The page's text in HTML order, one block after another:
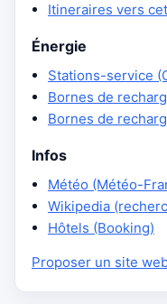
Itineraires vers
Énergie
Stations-service
Bornes de
Bornes de
Infos
Météo (Météo-
Wikipedia
Hôtels (Booking)
Proposer un site